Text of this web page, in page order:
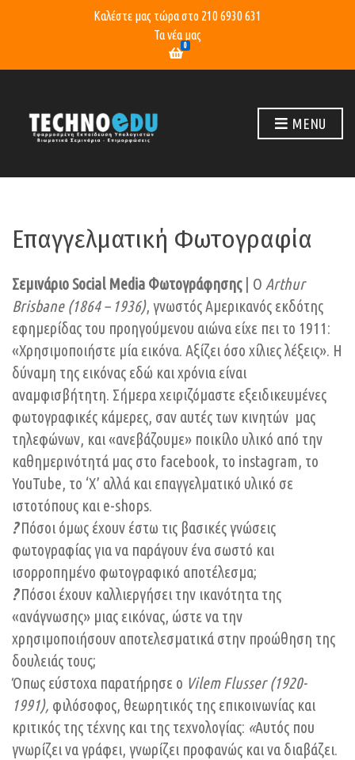
Καλέστε μας τώρα στο 210 6930 631
Τα νέα μας
0
MENU
Επαγγελματική Φωτογραφία
Σεμινάριο Social Media Φωτογράφησης| Ο Arthur
Brisbane (1864 – 1936), γνωστός Αμερικανός εκδότης
εφημερίδας του προηγούμενου αιώνα είχε πει το 1911:
«Χρησιμοποιήστε μία εικόνα. Αξίζει όσο χίλιες λέξεις». Η
δύναμη της εικόνας εδώ και χρόνια είναι
αναμφισβήτητη. Σήμερα χειριζόμαστε εξειδικευμένες
φωτογραφικές κάμερες, σαν αυτές των κινητών μας
τηλεφώνων, και «ανεβάζουμε» ποικίλο υλικό από την
καθημερινότητά μας στο facebook, το instagram, το
YouTube, το ‘X’ αλλά και επαγγελματικό υλικό σε
ιστοτόπους και e-shops.
?Πόσοι όμως έχουν έστω τις βασικές γνώσεις
φωτογραφίας για να παράγουν ένα σωστό και
ισορροπημένο φωτογραφικό αποτέλεσμα;
?Πόσοι έχουν καλλιεργήσει την ικανότητα της
«ανάγνωσης» μιας εικόνας, ώστε να την
χρησιμοποιήσουν αποτελεσματικά στην προώθηση της
δουλειάς τους;
Όπως εύστοχα παρατήρησε ο Vilem Flusser (1920-
1991), φιλόσοφος, θεωρητικός της επικοινωνίας και
κριτικός της τέχνης και της τεχνολογίας: «Αυτός που
γνωρίζει να γράφει, γνωρίζει προφανώς και να διαβάζει.